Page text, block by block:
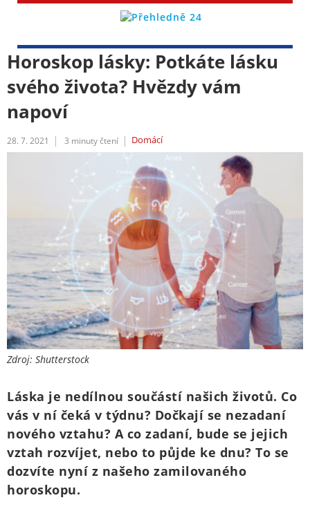
Horoskop lásky: Potkáte lásku
svého života? Hvězdy vám
napoví
28. 7. 2021 3 minuty čtení Domácí
Zdroj: Shutterstock
Láska je nedílnou součástí našich životů. Co
vás v ní čeká v týdnu? Dočkají se nezadaní
nového vztahu? A co zadaní, bude se jejich
vztah rozvíjet, nebo to půjde ke dnu? To se
dozvíte nyní z našeho zamilovaného
horoskopu.